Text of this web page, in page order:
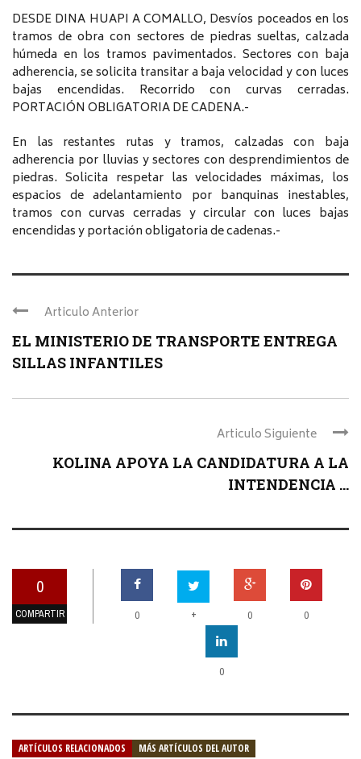
DESDE DINA HUAPI A COMALLO, Desvíos poceados en los
tramos de obra con sectores de piedras sueltas, calzada
húmeda en los tramos pavimentados. Sectores con baja
adherencia, se solicita transitar a baja velocidad y con luces
bajas encendidas. Recorrido con curvas cerradas.
PORTACIÓN OBLIGATORIA DE CADENA.-
En las restantes rutas y tramos, calzadas con baja
adherencia por lluvias y sectores con desprendimientos de
piedras. Solicita respetar las velocidades máximas, los
espacios de adelantamiento por banquinas inestables,
tramos con curvas cerradas y circular con luces bajas
encendidas y portación obligatoria de cadenas.-
Articulo Anterior
EL MINISTERIO DE TRANSPORTE ENTREGA
SILLAS INFANTILES
Articulo Siguiente
KOLINA APOYA LA CANDIDATURA A LA
INTENDENCIA ...
0
COMPARTIR 0 + 0 0
0
ARTÍCULOS RELACIONADOS MÁS ARTÍCULOS DEL AUTOR